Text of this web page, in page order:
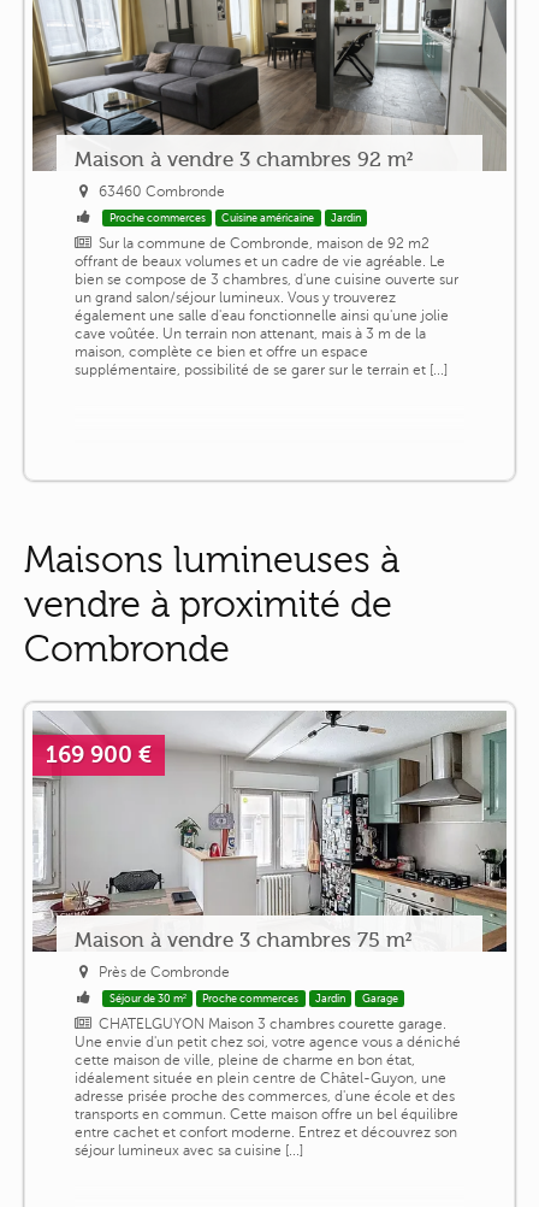
Maison à vendre 3 chambres 92 m²
63460 Combronde
Proche commerces Cuisine américaine Jardin
Sur la commune de Combronde, maison de 92 m2
offrant de beaux volumes et un cadre de vie agréable. Le
bien se compose de 3 chambres, d'une cuisine ouverte sur
un grand salon/séjour lumineux. Vous y trouverez
également une salle d'eau fonctionnelle ainsi qu'une jolie
cave voûtée. Un terrain non attenant, mais à 3 m de la
maison, complète ce bien et offre un espace
supplémentaire, possibilité de se garer sur le terrain et [...]
Maisons lumineuses à
vendre à proximité de
Combronde
169 900 €
Maison à vendre 3 chambres 75 m²
Près de Combronde
Séjour de 30 m² Proche commerces Jardin Garage
CHATELGUYON Maison 3 chambres courette garage.
Une envie d'un petit chez soi, votre agence vous a déniché
cette maison de ville, pleine de charme en bon état,
idéalement située en plein centre de Châtel-Guyon, une
adresse prisée proche des commerces, d'une école et des
transports en commun. Cette maison offre un bel équilibre
entre cachet et confort moderne. Entrez et découvrez son
séjour lumineux avec sa cuisine [...]